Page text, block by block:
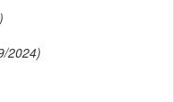
2024)